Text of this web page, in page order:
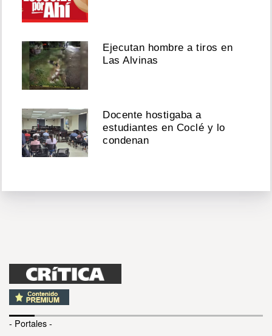
Ejecutan hombre a tiros en
Las Alvinas
Docente hostigaba a
estudiantes en Coclé y lo
condenan
- Portales -